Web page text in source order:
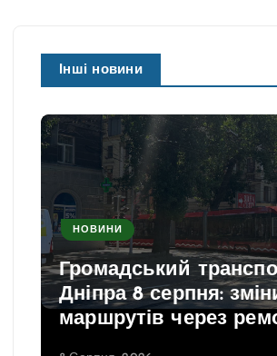
Інші новини
НОВИНИ
Громадський
Дніпра 8 серпня:
маршрутів через